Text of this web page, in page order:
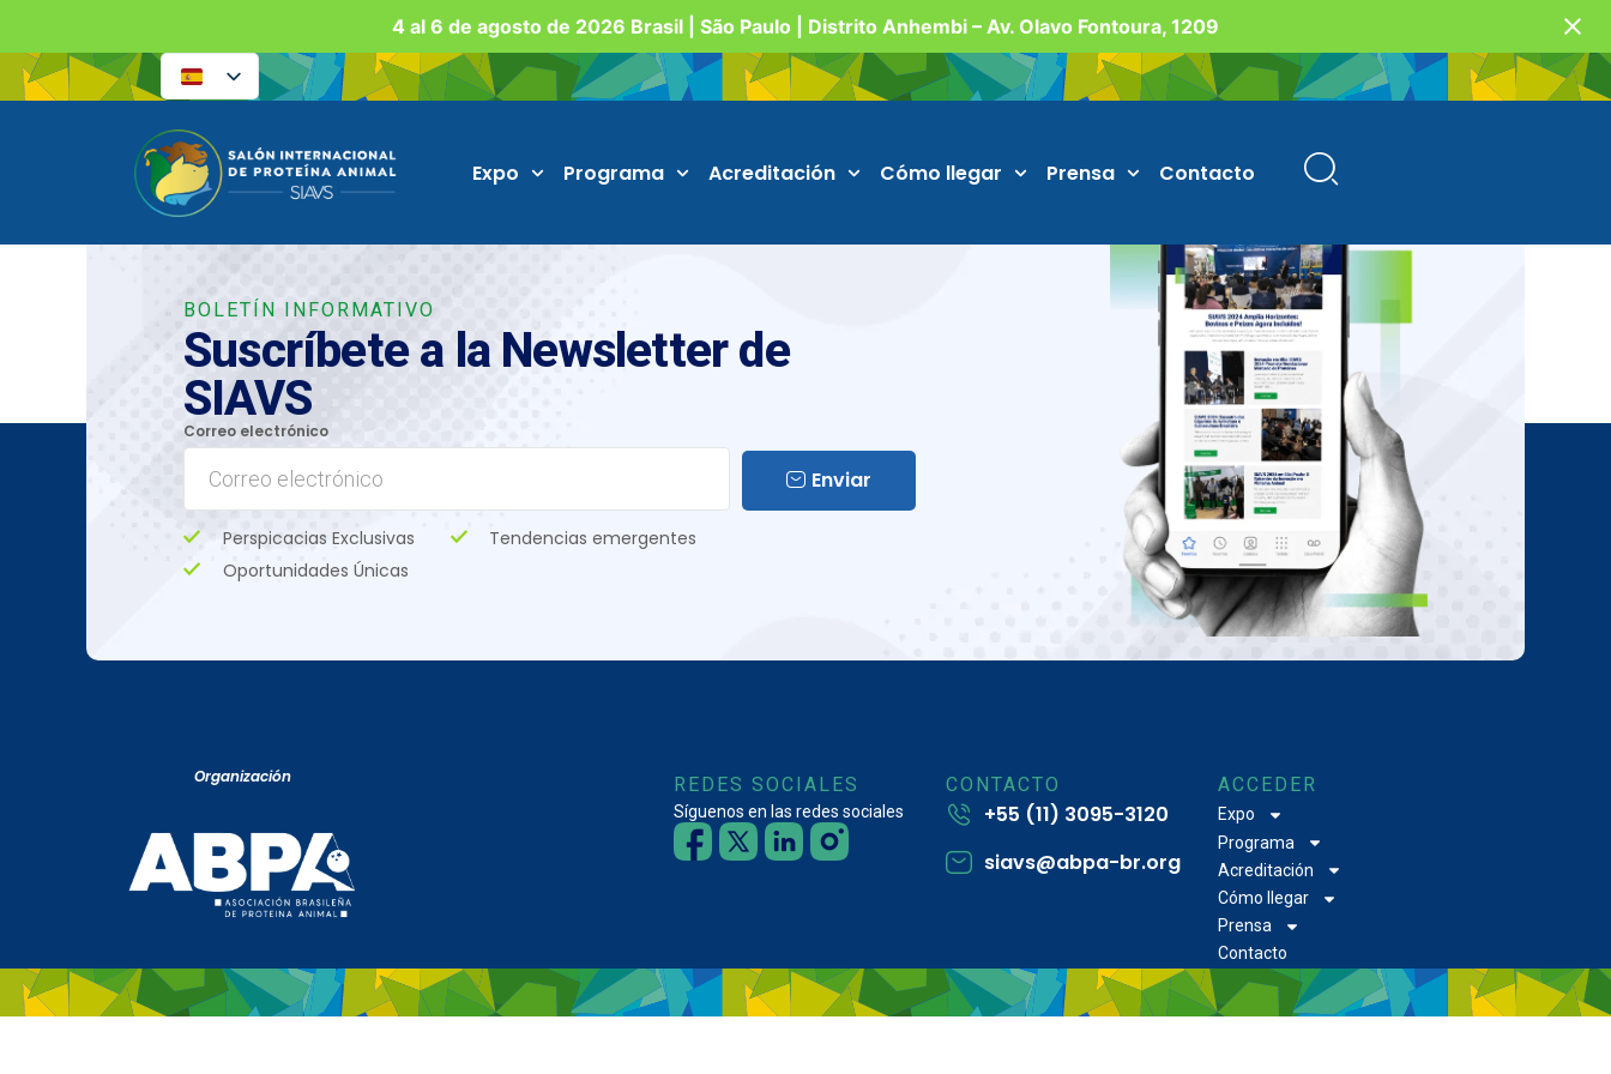
4 al 6 de agosto de 2026 Brasil | São Paulo | Distrito Anhembi – Av. Olavo Fontoura, 1209
Expo Programa Acreditación Cómo llegar Prensa Contacto
BOLETÍN INFORMATIVO
Suscríbete a la Newsletter de
SIAVS
Correo electrónico
Enviar
Perspicacias Exclusivas
Tendencias emergentes
Oportunidades Únicas
Organización REDES SOCIALES
Síguenos en las redes sociales
CONTACTO
+55 (11) 3095-3120
siavs@abpa-br.org
ACCEDER
Expo
Programa
Acreditación
Cómo llegar
Prensa
Contacto